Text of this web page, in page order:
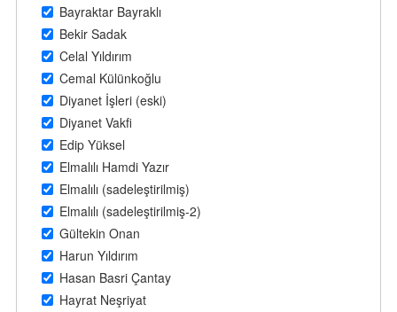
Bayraktar Bayraklı
Bekir Sadak
Celal Yıldırım
Cemal Külünkoğlu
Diyanet İşleri (eski)
Diyanet Vakfi
Edip Yüksel
Elmalılı Hamdi Yazır
Elmalılı (sadeleştirilmiş)
Elmalılı (sadeleştirilmiş-2)
Gültekin Onan
Harun Yıldırım
Hasan Basri Çantay
Hayrat Neşriyat